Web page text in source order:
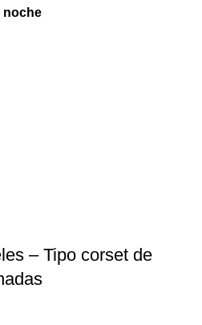
noche
– Tipo corset de